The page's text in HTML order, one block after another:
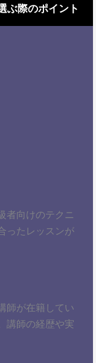
ぶ際のポイント
者向けのテクニ
ったレッスンが
師が在籍してい
講師の経歴や実